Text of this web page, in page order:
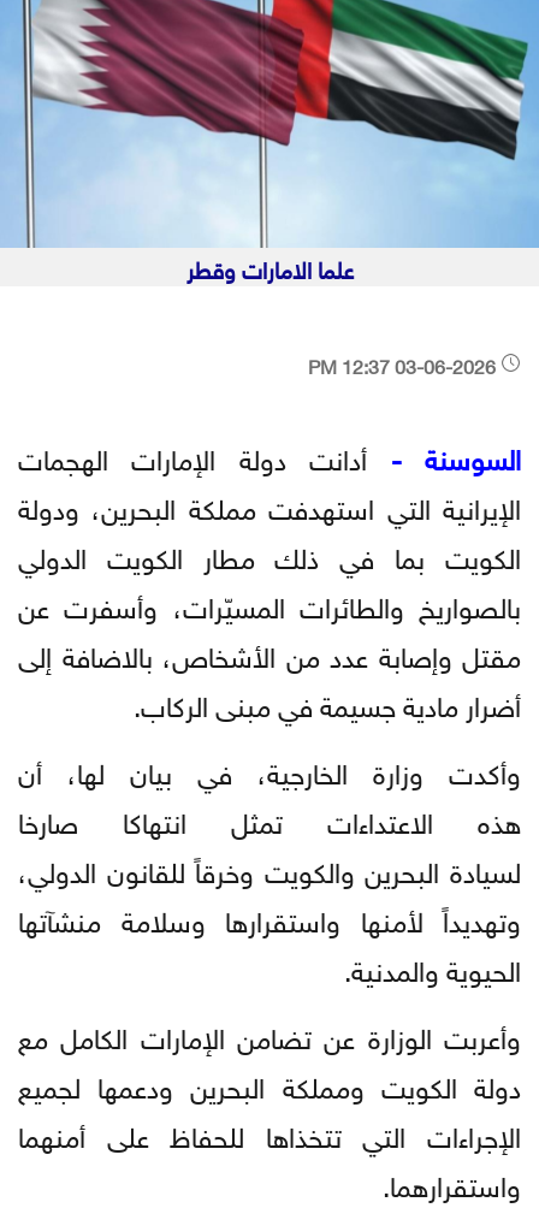
علما الامارات وقطر
السوسنة - أدانت دولة الإمارات الهجمات
الإيرانية التي استهدفت مملكة البحرين، ودولة
الكويت بما في ذلك مطار الكويت الدولي
بالصواريخ والطائرات المسيّرات، وأسفرت عن
مقتل وإصابة عدد من الأشخاص، بالاضافة إلى
أضرار مادية جسيمة في مبنى الركاب.
وأكدت وزارة الخارجية، في بيان لها، أن
هذه الاعتداءات تمثل انتهاكا صارخا
لسيادة البحرين والكويت وخرقاً للقانون الدولي،
وتهديداً لأمنها واستقرارها وسلامة منشآتها
الحيوية والمدنية.
وأعربت الوزارة عن تضامن الإمارات الكامل مع
دولة الكويت ومملكة البحرين ودعمها لجميع
الإجراءات التي تتخذاها للحفاظ على أمنهما
واستقرارهما.